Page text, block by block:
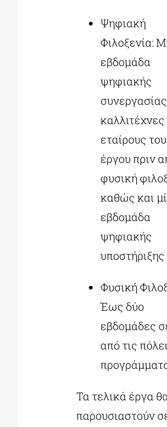
Ψηφιακή
Φιλοξενία:
εβδομάδα
ψηφιακής
καλλιτέχνες
εταίρους του
έργου πριν
φυσική
καθώς και
εβδομάδα
ψηφιακής
Φυσική
Έως δύο
εβδομάδες
από τις
Τα τελικά έργα
παρουσιαστούν